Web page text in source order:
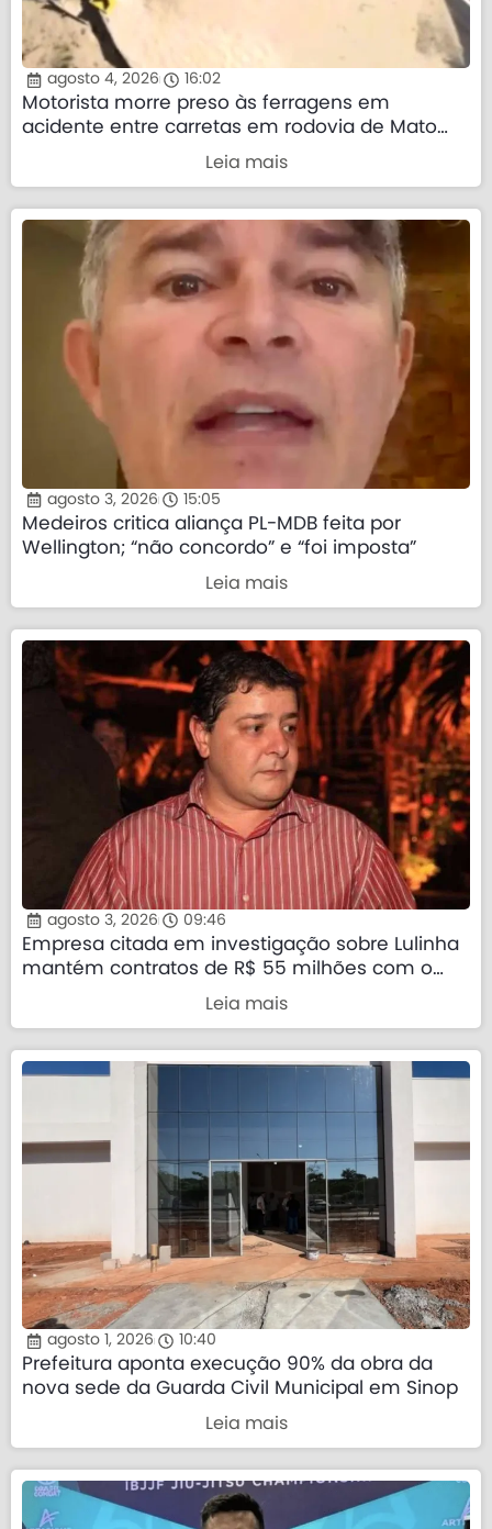
agosto 4, 2026 16:02
Motorista morre preso às ferragens em
acidente entre carretas em rodovia de Mato
Leia mais
agosto 3, 2026 15:05
Medeiros critica aliança PL-MDB feita por
Wellington; “não concordo” e “foi imposta”
Leia mais
agosto 3, 2026 09:46
Empresa citada em investigação sobre Lulinha
mantém contratos de R$ 55 milhões com o
Leia mais
agosto 1, 2026 10:40
Prefeitura aponta execução 90% da obra da
nova sede da Guarda Civil Municipal em Sinop
Leia mais